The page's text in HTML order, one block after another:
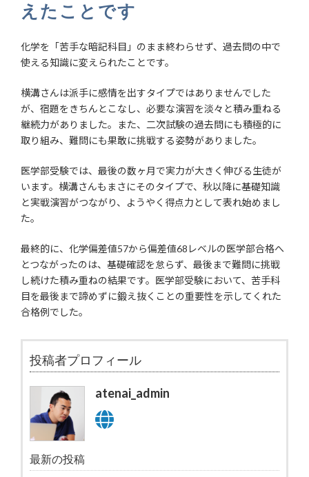
えたことです
化学を「苦手な暗記科目」のまま終わらせず、過去問の中で
使える知識に変えられたことです。
横溝さんは派手に感情を出すタイプではありませんでした
が、宿題をきちんとこなし、必要な演習を淡々と積み重ねる
継続力がありました。また、二次試験の過去問にも積極的に
取り組み、難問にも果敢に挑戦する姿勢がありました。
医学部受験では、最後の数ヶ月で実力が大きく伸びる生徒が
います。横溝さんもまさにそのタイプで、秋以降に基礎知識
と実戦演習がつながり、ようやく得点力として表れ始めまし
た。
最終的に、化学偏差値57から偏差値68レベルの医学部合格へ
とつながったのは、基礎確認を怠らず、最後まで難問に挑戦
し続けた積み重ねの結果です。医学部受験において、苦手科
目を最後まで諦めずに鍛え抜くことの重要性を示してくれた
合格例でした。
投稿者プロフィール
atenai_admin
最新の投稿